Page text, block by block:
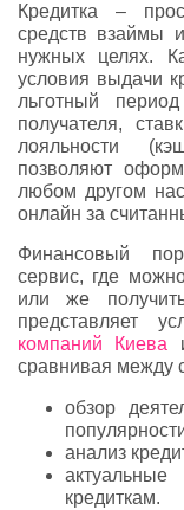
Кредитка –
средств взаймы
нужных целях.
условия выдачи
льготный
получателя,
лояльности
позволяют
любом другом
онлайн за
Финансовый
сервис, где
или же
представляет
компаний Киева
сравнивая между
обзор
анализ
кредиткам.